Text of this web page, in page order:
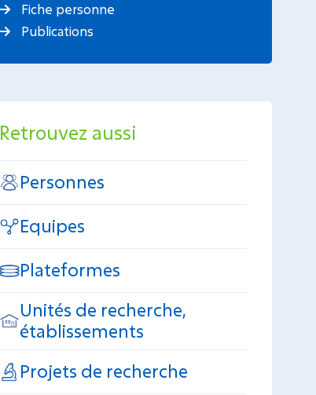
Fiche personne
Publications
Retrouvez aussi
Personnes
Equipes
Plateformes
Unités de recherche,
établissements
Projets de recherche